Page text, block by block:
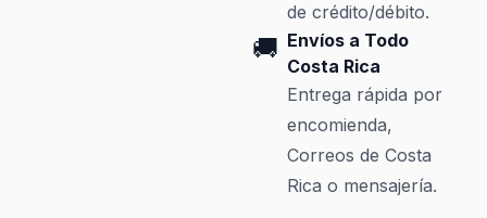
de crédito/débito.
🚚 Envíos a Todo
Costa Rica
Entrega rápida por
encomienda,
Correos de Costa
Rica o mensajería.